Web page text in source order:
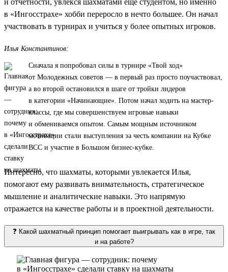
в «Ингосстрахе» хобби переросло в нечто большее. Он начал
участвовать в турнирах и учиться у более опытных игроков.
Илья Константинов:
Сначала я попробовал силы в турнире «Твой ход»
от Молодежных советов — в первый раз просто поучаствовал,
а во второй остановился в шаге от тройки лидеров
в категории «Начинающие». Потом начал ходить на мастер-
классы, где мы совершенствуем игровые навыки
и обмениваемся опытом. Самым мощным источником
мотивации стали выступления за честь компании на Кубке
ВСС и участие в Большом бизнес-кубке.
Интересно, что шахматы, которыми увлекается Илья,
помогают ему развивать внимательность, стратегическое
мышление и аналитические навыки. Это напрямую
отражается на качестве работы и в проектной деятельности.
❓ Какой шахматный принцип помогает выигрывать как в игре, так
и на работе?